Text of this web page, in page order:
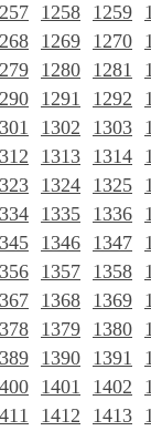
1258 1259
1269 1270
1280 1281
1291 1292
1302 1303
1313 1314
1324 1325
1335 1336
1346 1347
1357 1358
1368 1369
1379 1380
1390 1391
1401 1402
1412 1413